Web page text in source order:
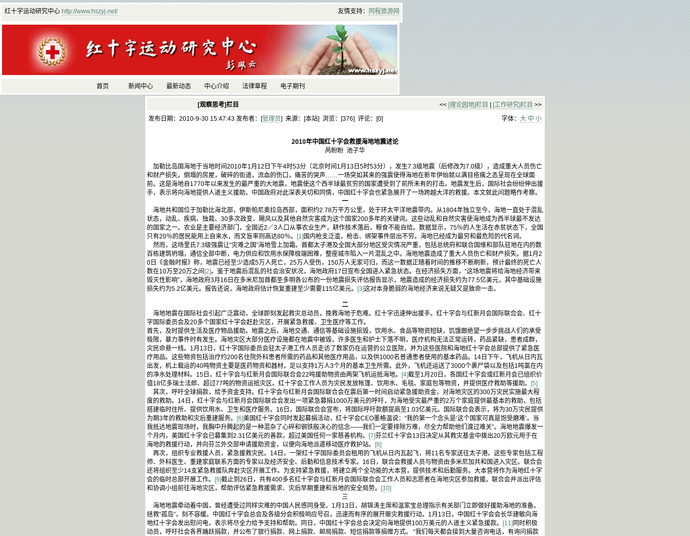
红十字运动研究中心 http://www.hszyj.net/ 友情支持： 同程旅游网
首页 新闻中心 最新动态 中心介绍 法律章程 电子期刊
[观察思考]栏目 << [理论园地]栏目 [工作研究]栏目 >>
发布日期：2010-9-30 15:47:43 发布者：[管理员] 来源：[本站] 浏览：[376] 评论：[0] 字体： 大 中 小
2010年中国红十字会救援海地地震述论
呙盼盼 池子华
加勒比岛国海地于当地时间2010年1月12日下午4时53分（北京时间1月13日5时53分），发生7.3级地震（后修改为7.0级），造成重大人员伤亡
和财产损失。倒塌的房屋，破碎的街道，流血的伤口，痛苦的哭声……一场突如其来的强震使得海地在新年伊始就以满目疮痍之态呈现在全球面
前。这是海地自1770年以来发生的最严重的大地震，地震使这个西半球最贫穷的国家遭受到了前所未有的打击。地震发生后，国际社会纷纷伸出援
手，表示将向海地提供人道主义援助。中国政府对此深表关切和同情，中国红十字会也紧急展开了一场跨越大洋的救援。本文就此问题略作考察。
一
海地共和国位于加勒比海北部，伊斯帕尼奥拉岛西部，面积约2.78万平方公里，处于环太平洋地震带内。从1804年独立至今，海地一直处于混乱
状态，动乱、疾病、独裁、30多次政变、飓风以及其他自然灾害成为这个国家200多年的关键词。这些动乱和自然灾害使海地成为西半球最不发达
的国家之一。农业是主要经济部门，全国近2／3人口从事农业生产，耕作技术落后，粮食不能自给。数据显示，75％的人生活在赤贫状态下，全国
只有20％的居民能用上自来水，而文盲率则高达80％。
[1] 国内枪支泛滥，枪击、绑架事件层出不穷。海地已经成为最穷和最危险的代名词。
然而，这场里氏7.3级强震让“灾难之国”海地雪上加霜。首都太子港及全国大部分地区受灾情况严重，包括总统府和联合国维和部队驻地在内的数
百栋建筑坍塌，通信全部中断，电力供应和饮用水保障极端困难，整座城市陷入一片混乱之中。海地地震造成了重大人员伤亡和财产损失。据1月2
0日《金融时报》称，地震已经至少造成5万人死亡，25万人受伤，150万人无家可归，而这一数据正随着时间的推移不断刷新，预计最终的死亡人
数在10万至20万之间 [2]。鉴于地震后混乱的社会治安状况，海地政府17日宣布全国进入紧急状态。在经济损失方面，“这场地震将给海地经济带来
毁灭性影响”，海地政府3月16日在多米尼加首都圣多明各公布的一份地震损失评估报告显示，地震造成的经济损失约为77.5亿美元，其中基础设施
损失约为5.2亿美元。报告还说，海地政府估计恢复重建至少需要115亿美元。
[3]这对本身脆弱的海地经济来说无疑又是致命一击。
二
海地地震在国际社会引起广泛震动，全球即刻发起救灾总动员，挽救海地于危难。红十字迅速伸出援手。红十字会与红新月会国际联合会、红十
字国际委员会及20多个国家红十字会赶赴灾区，开展紧急救援、卫生医疗等工作。
首先，及时提供生活及医疗物品援助。地震之后，海地交通、通信等基础设施损毁，饮用水、食品等物资短缺，饥饿跟绝望一步步挑战人们的承受
极限，暴力事件时有发生。海地灾区大部分医疗设施都在地震中被毁，许多医生和护士下落不明，医疗机构无法正常运转，药品紧缺，患者成群，
灾民命悬一线。1月13日，红十字国际委员会驻太子港工作人员走访了数家仍在运营的公立医院，并为这些医院和海地红十字会总部提供了紧急医
疗用品。这些物资包括治疗约200名住院外科患者所需的药品和其他医疗用品，以及供1000名普通患者使用的基本药品。14日下午，飞机从日内瓦
出发，机上载运的40吨物资主要是医药物资和器材，足以支持1万人3个月的基本卫生所需。此外，飞机还运送了3000个裹尸袋以及包括1吨氯在内
的净水处理材料。15日，红十字会与红新月会国际联合会22吨援助物资由两架飞机运抵海地。
[4]截至1月20日，各国红十字会或红新月会已组织价
值18亿多瑞士法郎、超过77吨的物资运抵灾区。红十字会工作人员为灾民发放帐篷、饮用水、毛毯、家庭包等物资，并提供医疗救助等援助。
[5]
其次，呼吁全球捐款，给予资金支持。红十字会与红新月会国际联合会在震后第一时间启动紧急援助资金，对海地灾区的300万灾民实施最大程
度的救助。14日，红十字会与红新月会国际联合会发出一项紧急募捐1000万美元的呼吁，为海地受灾最严重的2万个家庭提供最基本的救助，包括
搭建临时住所、提供饮用水、卫生和医疗服务。16日，国际联合会宣布，将国际呼吁款额提高至1.03亿美元。国际联合会表示，将为30万灾民提供
为期3年的救助和灾后重建服务。
[6]美国红十字会同时发起募捐活动，红十字会CEO墨格温说：“我的第一个念头是‘这个国家可真是饱受磨难’。当
我抵达地震现场时，我胸中升腾起的是一种混杂了心碎和钢铁般决心的信念——我们一定要排除万难，尽全力帮助他们渡过难关”。海地地震爆发一
个月内，美国红十字会已募集到2.31亿美元的善款，超过美国任何一家慈善机构。
[7]芬兰红十字会13日决定从其救灾基金中拨出20万欧元用于在
海地的救援行动，并向芬兰外交部申请援助资金，以便向海地派遣移动医疗救护站。
[8]
再次，组织专业救援人员，紧急援救灾民。14日，一架红十字国际委员会租用的飞机从日内瓦起飞，将11名专家送往太子港。这些专家包括工程
师、外科医生、重建家庭联系方面的专家以及经济安全、后勤和信息技术专家。16日，联合会救援人员与物资由多米尼加共和国进入灾区。联合会
还将组织至少14支紧急救援队奔赴灾区开展工作。为支持紧急救援，将建立两个全功能的大本营，提供技术和后勤服务。大本营将作为海地红十字
会的临时总部开展工作。
[9]截止到26日，共有400多名红十字会与红新月会国际联合会工作人员和志愿者在海地灾区参加救援。联合会并派出评估
和协调小组前往海地灾区，帮助评估紧急救援需求、灾后早期重建和当地的安全局势。
[10]
三
海地地震牵动着中国，曾经遭受过同样灾难的中国人民感同身受。1月13日，胡锦涛主席和温家宝总理指示有关部门立即做好援助海地的准备。
拯救“孤岛”，刻不容缓。中国红十字会总会及各级分会积极响应号召，迅速而有序的展开赈灾救援行动。1月13日，中国红十字会会长华建敏向海
地红十字会发出慰问电，表示将尽全力给予支持和帮助。同日，中国红十字会总会决定向海地提供100万美元的人道主义紧急援款。
[11] 同时积极
动员，呼吁社会各界踊跃捐款，并公布了银行捐款、网上捐款、邮局捐款、短信捐款等捐赠方式。 “我们每天都会接到大量咨询电话，有询问捐款